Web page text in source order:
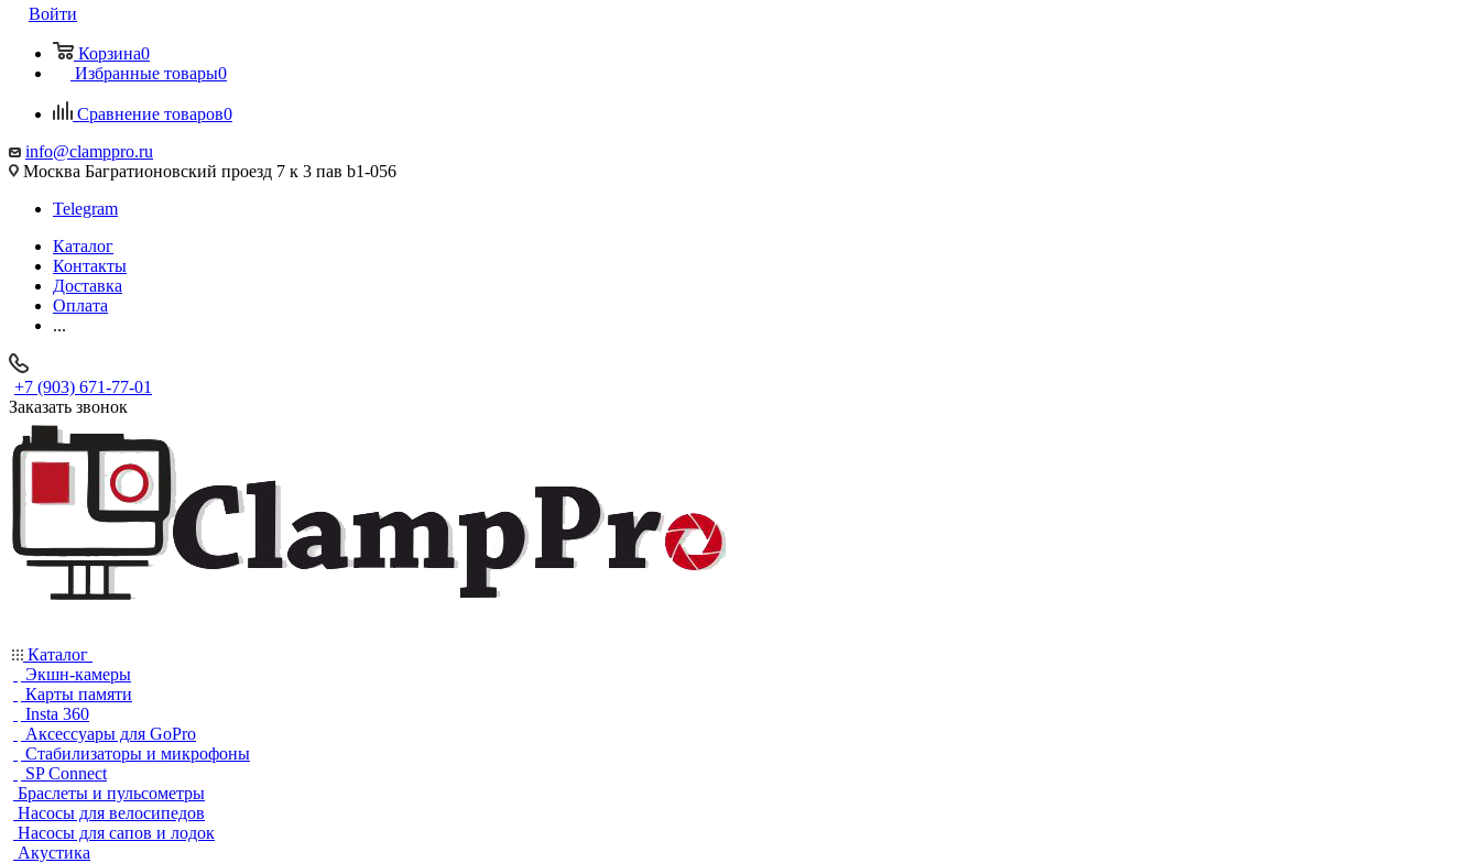
Войти
Корзина0
Избранные товары0
Сравнение товаров0
info@clamppro.ru
Москва Багратионовский проезд 7 к 3 пав b1-056
Telegram
Каталог
Контакты
Доставка
Оплата
...
+7 (903) 671-77-01
Заказать звонок
Каталог
Экшн-камеры
Карты памяти
Insta 360
Аксессуары для GoPro
Стабилизаторы и микрофоны
SP Connect
Браслеты и пульсометры
Насосы для велосипедов
Насосы для сапов и лодок
Акустика